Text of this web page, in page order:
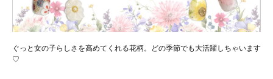
ぐっと女の子らしさを高めてくれる花柄。どの季節でも大活躍しちゃいます
♡